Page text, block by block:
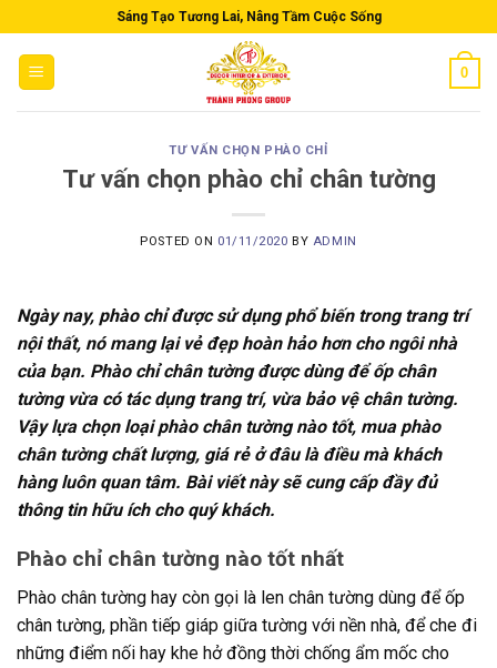
to
content
Sáng Tạo Tương Lai, Nâng Tầm Cuộc Sống
0
TƯ VẤN CHỌN PHÀO CHỈ
Tư vấn chọn phào chỉ chân tường
POSTED ON 01/11/2020 BY ADMIN
Ngày nay, phào chỉ được sử dụng phổ biến trong trang trí
nội thất, nó mang lại vẻ đẹp hoàn hảo hơn cho ngôi nhà
của bạn. Phào chỉ chân tường được dùng để ốp chân
tường vừa có tác dụng trang trí, vừa bảo vệ chân tường.
Vậy lựa chọn loại phào chân tường nào tốt, mua phào
chân tường chất lượng, giá rẻ ở đâu là điều mà khách
hàng luôn quan tâm. Bài viết này sẽ cung cấp đầy đủ
thông tin hữu ích cho quý khách.
Phào chỉ chân tường nào tốt nhất
Phào chân tường hay còn gọi là len chân tường dùng để ốp
chân tường, phần tiếp giáp giữa tường với nền nhà, để che đi
những điểm nối hay khe hở đồng thời chống ẩm mốc cho